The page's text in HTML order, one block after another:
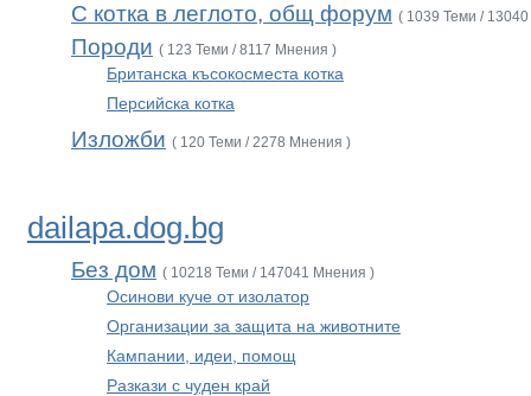
С котка в леглото, общ форум ( 1039 Теми /
Породи ( 123 Теми / 8117 Мнения )
Британска късокосместа котка
Персийска котка
Изложби ( 120 Теми / 2278 Мнения )
dailapa.dog.bg
Без дом ( 10218 Теми / 147041 Мнения )
Осинови куче от изолатор
Организации за защита на животните
Кампании, идеи, помощ
Разкази с чуден край